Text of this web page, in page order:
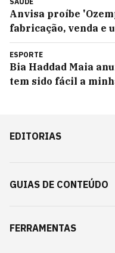
Anvisa proíbe
fabricação, venda e
ESPORTE
Bia Haddad Maia
tem sido fácil a
EDITORIAS
GUIAS DE CONTEÚDO
FERRAMENTAS